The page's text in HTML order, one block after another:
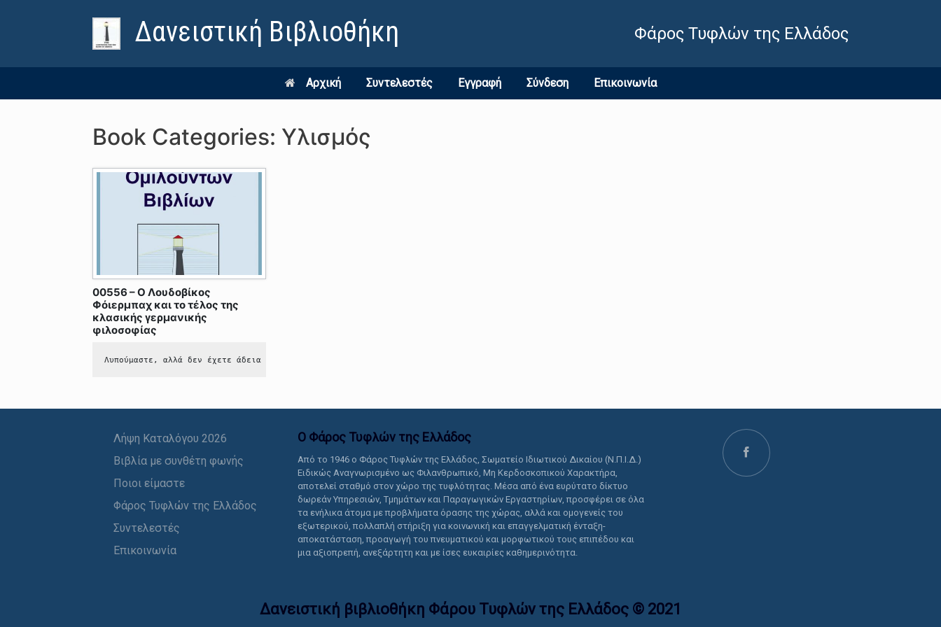
Δανειστική Βιβλιοθήκη Φάρος Τυφλών της Ελλάδος
Αρχική Συντελεστές Εγγραφή Σύνδεση Επικοινωνία
Book Categories: Υλισμός
00556 – Ο Λουδοβίκος
Φόιερμπαχ και το τέλος της
κλασικής γερμανικής
φιλοσοφίας
Λυπούμαστε, αλλά δεν έχετε άδεια να δείτε αυτό το περιεχόμενο.
Λήψη Καταλόγου 2026
Βιβλία με συνθέτη φωνής
Ποιοι είμαστε
Φάρος Τυφλών της Ελλάδος
Συντελεστές
Επικοινωνία
Ο Φάρος Τυφλών της Ελλάδoς
Από το 1946 ο Φάρος Τυφλών της Ελλάδος, Σωματείο Ιδιωτικού Δικαίου (Ν.Π.Ι.Δ.)
Ειδικώς Αναγνωρισμένο ως Φιλανθρωπικό, Μη Κερδοσκοπικού Χαρακτήρα,
αποτελεί σταθμό στον χώρο της τυφλότητας. Μέσα από ένα ευρύτατο δίκτυο
δωρεάν Υπηρεσιών, Τμημάτων και Παραγωγικών Εργαστηρίων, προσφέρει σε όλα
τα ενήλικα άτομα με προβλήματα όρασης της χώρας, αλλά και ομογενείς του
εξωτερικού, πολλαπλή στήριξη για κοινωνική και επαγγελματική ένταξη-
αποκατάσταση, προαγωγή του πνευματικού και μορφωτικού τους επιπέδου και
μια αξιοπρεπή, ανεξάρτητη και με ίσες ευκαιρίες καθημερινότητα.
Δανειστική βιβλιοθήκη Φάρου Τυφλών της Ελλάδoς © 2021